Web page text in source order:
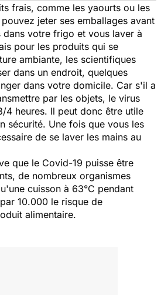
frais, comme les yaourts ou les
jeter ses emballages avant
votre frigo et vous laver à
pour les produits qui se
ambiante, les scientifiques
dans un endroit, quelques
dans votre domicile. Car s'il a
par les objets, le virus
4 heures. Il peut donc être utile
sécurité. Une fois que vous les
de se laver les mains au
que le Covid-19 puisse être
de nombreux organismes
cuisson à 63°C pendant
10.000 le risque de
alimentaire.